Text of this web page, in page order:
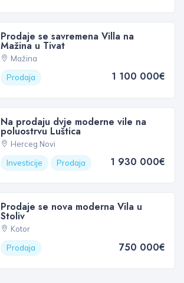
Prodaje se savremena Villa na
Mažina u Tivat
Mažina
Prodaja
1 100 000€
Na prodaju dvje moderne vile na
poluostrvu Luštica
Herceg Novi
Investicije
Prodaja 1 930 000€
Prodaje se nova moderna Vila u
Stoliv
Kotor
Prodaja
750 000€